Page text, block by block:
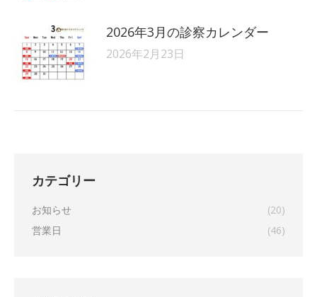
2026年3月の診察カレンダー
2026年2月23日
カテゴリー
お知らせ
(20)
営業日
(46)